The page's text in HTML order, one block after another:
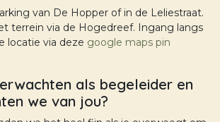
van De Hopper of in de Leliestraat.
terrein via de Hogedreef. Ingang langs
locatie via deze google maps pin
als begeleider en
we van jou?